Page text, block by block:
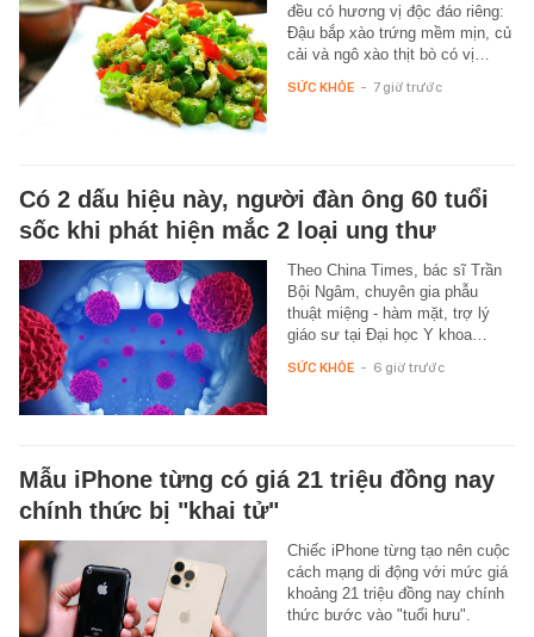
đều có hương vị độc đáo riêng:
Đậu bắp xào trứng mềm mịn, củ
cải và ngô xào thịt bò có vị…
SỨC KHỎE - 7 giờ trước
Có 2 dấu hiệu này, người đàn ông 60 tuổi
sốc khi phát hiện mắc 2 loại ung thư
Theo China Times, bác sĩ Trần
Bội Ngâm, chuyên gia phẫu
thuật miệng - hàm mặt, trợ lý
giáo sư tại Đại học Y khoa…
SỨC KHỎE - 6 giờ trước
Mẫu iPhone từng có giá 21 triệu đồng nay
chính thức bị "khai tử"
Chiếc iPhone từng tạo nên cuộc
cách mạng di động với mức giá
khoảng 21 triệu đồng nay chính
thức bước vào "tuổi hưu".